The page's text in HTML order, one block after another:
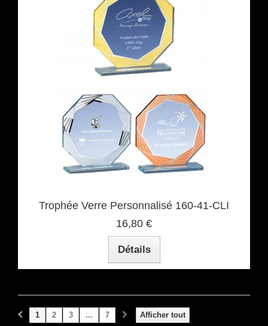
Trophée Verre Personnalisé 160-41-CLI
16,80 €
Détails
Afficher tout
1 2 3 ... 7